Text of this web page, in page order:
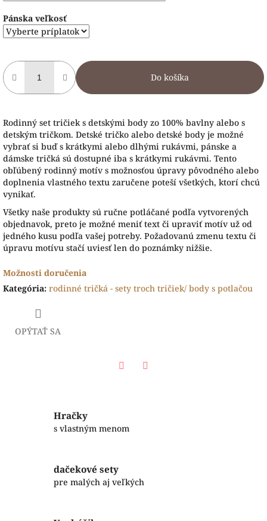
Pánska veľkosť
Do košíka
Rodinný set tričiek s detskými body zo 100% bavlny alebo s
detským tričkom. Detské tričko alebo detské body je možné
vybrať si buď s krátkymi alebo dlhými rukávmi, pánske a
dámske tričká sú dostupné iba s krátkymi rukávmi. Tento
obľúbený rodinný motív s možnosťou úpravy pôvodného alebo
doplnenia vlastného textu zaručene poteší všetkých, ktorí chcú
vynikať.
Všetky naše produkty sú ručne potláčané podľa vytvorených
objednavok, preto je možné meniť text či upraviť motív už od
jedného kusu podľa vašej potreby. Požadovanú zmenu textu či
úpravu motívu stačí uviesť len do poznámky nižšie.
Možnosti doručenia
Kategória: rodinné tričká - sety troch tričiek/ body s potlačou
OPÝTAŤ SA
Hračky
s vlastným menom
dačekové sety
pre malých aj veľkých